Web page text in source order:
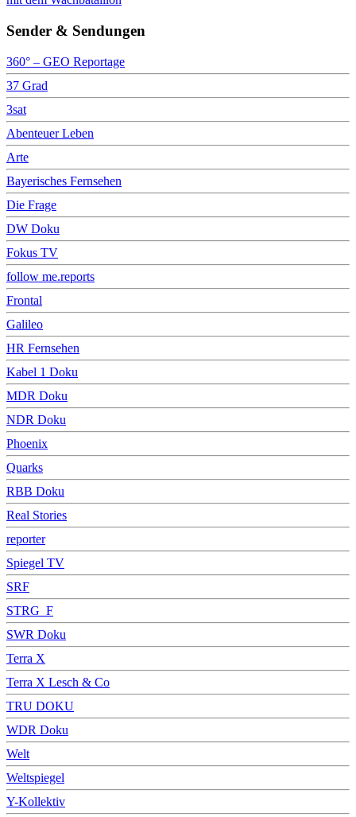
Sender & Sendungen
360° – GEO Reportage
37 Grad
3sat
Abenteuer Leben
Arte
Bayerisches Fernsehen
Die Frage
DW Doku
Fokus TV
follow me.reports
Frontal
Galileo
HR Fernsehen
Kabel 1 Doku
MDR Doku
NDR Doku
Phoenix
Quarks
RBB Doku
Real Stories
reporter
Spiegel TV
SRF
STRG_F
SWR Doku
Terra X
Terra X Lesch & Co
TRU DOKU
WDR Doku
Welt
Weltspiegel
Y-Kollektiv